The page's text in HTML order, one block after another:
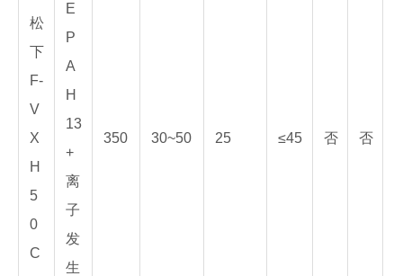
松
下
F-
V
X
H
5
0
C
E
P
A
H
13
+
离
子
发
生
350 30~50 25 ≤45 否 否